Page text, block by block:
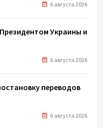
6 августа 2026
Украины и
6 августа 2026
переводов
6 августа 2026